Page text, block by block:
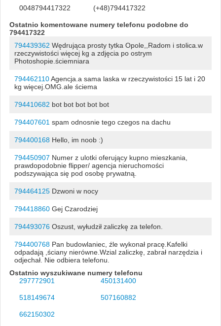
0048794417322 (+48)794417322
Ostatnio komentowane numery telefonu podobne do
794417322
794439362 Wędrująca prosty tytka Opole,,Radom i stolica.w
rzeczywistości więcej kg a zdjęcia po ostrym
Photoshopie.ściemniara
794462110Agencja.a sama laska w rzeczywistości 15 lat i 20
kg więcej.OMG.ale ściema
794410682 bot bot bot bot bot
794407601 spam odnosnie tego czegos na dachu
794400168Hello, im noob :)
794450907 Numer z ulotki oferujący kupno mieszkania,
prawdopodobnie flipper/ agencja nieruchomości
podszywająca się pod osobę prywatną.
794464125Dzwoni w nocy
794418860Gej Czarodziej
794493076Oszust, wyłudził zaliczkę za telefon.
794400768Pan budowlaniec, źle wykonał pracę.Kafelki
odpadają ,ściany nierówne.Wzial zaliczkę, zabrał narzędzia i
odjechał. Nie odbiera telefonu.
Ostatnio wyszukiwane numery telefonu
297772901
450131400
518149674 507160882
662150302